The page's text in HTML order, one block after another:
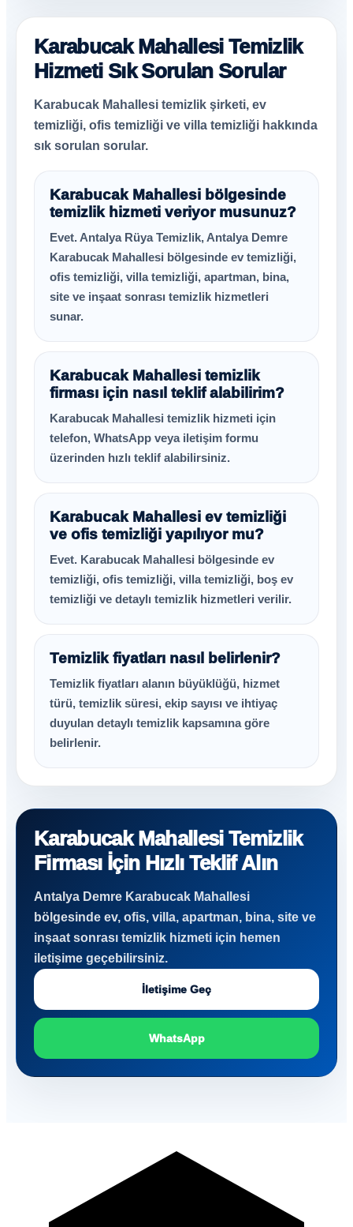
Karabucak Mahallesi Temizlik
Hizmeti Sık Sorulan Sorular
Karabucak Mahallesi temizlik şirketi, ev
temizliği, ofis temizliği ve villa temizliği hakkında
sık sorulan sorular.
Karabucak Mahallesi bölgesinde
temizlik hizmeti veriyor musunuz?
Evet. Antalya Rüya Temizlik, Antalya Demre
Karabucak Mahallesi bölgesinde ev temizliği,
ofis temizliği, villa temizliği, apartman, bina,
site ve inşaat sonrası temizlik hizmetleri
sunar.
Karabucak Mahallesi temizlik
firması için nasıl teklif alabilirim?
Karabucak Mahallesi temizlik hizmeti için
telefon, WhatsApp veya iletişim formu
üzerinden hızlı teklif alabilirsiniz.
Karabucak Mahallesi ev temizliği
ve ofis temizliği yapılıyor mu?
Evet. Karabucak Mahallesi bölgesinde ev
temizliği, ofis temizliği, villa temizliği, boş ev
temizliği ve detaylı temizlik hizmetleri verilir.
Temizlik fiyatları nasıl belirlenir?
Temizlik fiyatları alanın büyüklüğü, hizmet
türü, temizlik süresi, ekip sayısı ve ihtiyaç
duyulan detaylı temizlik kapsamına göre
belirlenir.
Karabucak Mahallesi Temizlik
Firması İçin Hızlı Teklif Alın
Antalya Demre Karabucak Mahallesi
bölgesinde ev, ofis, villa, apartman, bina, site ve
inşaat sonrası temizlik hizmeti için hemen
iletişime geçebilirsiniz.
İletişime Geç
WhatsApp